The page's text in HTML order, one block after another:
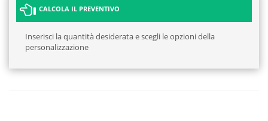
CALCOLA IL PREVENTIVO
Inserisci la quantità desiderata e scegli le opzioni della
personalizzazione